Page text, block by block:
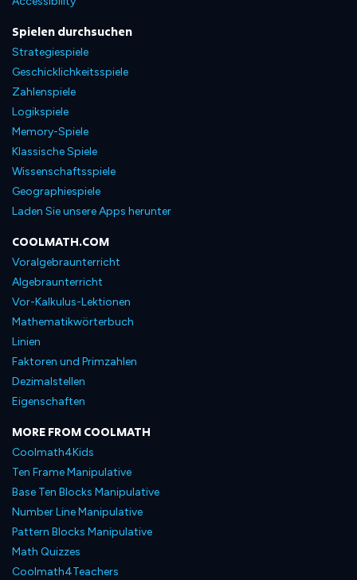
Spielen durchsuchen
Strategiespiele
Geschicklichkeitsspiele
Zahlenspiele
Logikspiele
Memory-Spiele
Klassische Spiele
Wissenschaftsspiele
Geographiespiele
Laden Sie unsere Apps herunter
COOLMATH.COM
Voralgebraunterricht
Algebraunterricht
Vor-Kalkulus-Lektionen
Mathematikwörterbuch
Linien
Faktoren und Primzahlen
Dezimalstellen
Eigenschaften
MORE FROM COOLMATH
Coolmath4Kids
Ten Frame Manipulative
Base Ten Blocks Manipulative
Number Line Manipulative
Pattern Blocks Manipulative
Math Quizzes
Coolmath4Teachers